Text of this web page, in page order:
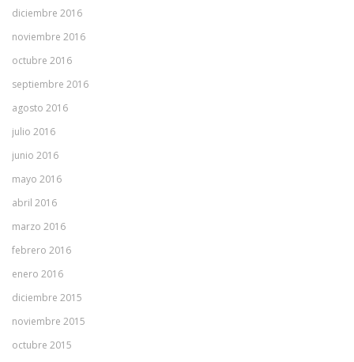
diciembre 2016
noviembre 2016
octubre 2016
septiembre 2016
agosto 2016
julio 2016
junio 2016
mayo 2016
abril 2016
marzo 2016
febrero 2016
enero 2016
diciembre 2015
noviembre 2015
octubre 2015